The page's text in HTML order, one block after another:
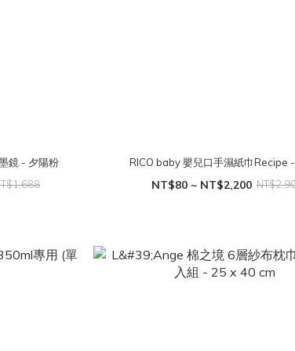
鏡 - 夕陽粉 RICO baby 嬰兒口手濕紙巾Recipe
NT$80 ~ NT$2,200